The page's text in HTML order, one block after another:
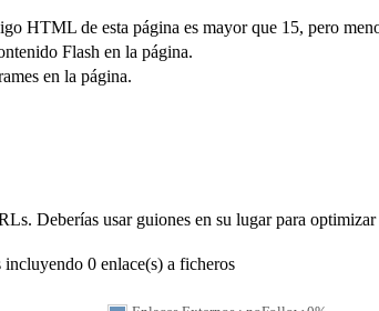
HTML de esta página es mayor que 15, pero
Flash en la página.
en la página.
Deberías usar guiones en su lugar para
0 enlace(s) a ficheros